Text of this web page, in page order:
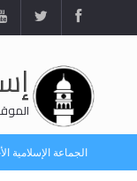
الجماعة الإسلامية